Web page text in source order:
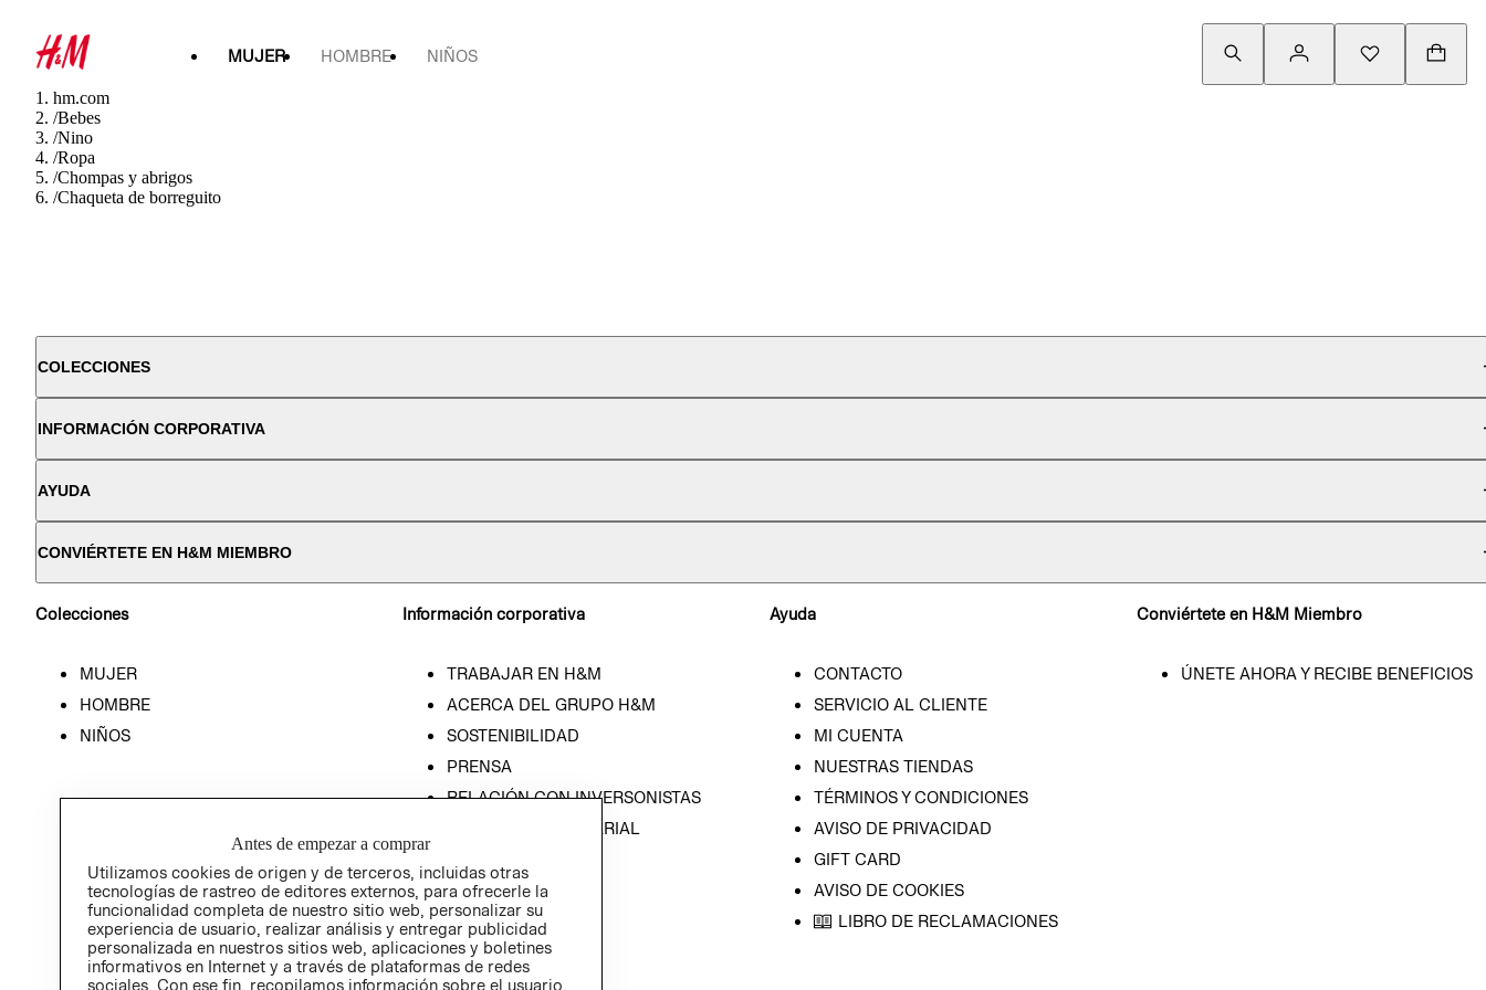
MUJER HOMBRE NIÑOS
hm.com
/Bebes
/Nino
/Ropa
/Chompas y abrigos
/Chaqueta de borreguito
COLECCIONES
INFORMACIÓN CORPORATIVA
AYUDA
CONVIÉRTETE EN H&M MIEMBRO
Colecciones
MUJER
HOMBRE
NIÑOS
Información corporativa
TRABAJAR EN H&M
ACERCA DEL GRUPO H&M
SOSTENIBILIDAD
PRENSA
RELACIÓN CON INVERSONISTAS
POLÍTICA EMPRESARIAL
Ayuda
CONTACTO
SERVICIO AL CLIENTE
MI CUENTA
NUESTRAS TIENDAS
TÉRMINOS Y CONDICIONES
AVISO DE PRIVACIDAD
GIFT CARD
AVISO DE COOKIES
LIBRO DE RECLAMACIONES
Conviértete en H&M Miembro
ÚNETE AHORA Y RECIBE BENEFICIOS
Antes de empezar a comprar
Utilizamos cookies de origen y de terceros, incluidas otras
tecnologías de rastreo de editores externos, para ofrecerle la
funcionalidad completa de nuestro sitio web, personalizar su
experiencia de usuario, realizar análisis y entregar publicidad
personalizada en nuestros sitios web, aplicaciones y boletines
informativos en Internet y a través de plataformas de redes
sociales. Con ese fin, recopilamos información sobre el usuario,